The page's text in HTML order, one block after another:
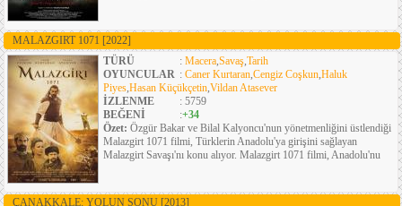
MALAZGIRT 1071 [2022]
TÜRÜ
: Macera,Savaş,Tarih
OYUNCULAR : Caner Kurtaran,Cengiz Coşkun,Haluk
Piyes,Hasan Küçükçetin,Vildan Atasever
İZLENME
: 5759
BEĞENİ
:+34
Özet: Özgür Bakar ve Bilal Kalyoncu'nun yönetmenliğini üstlendiği
Malazgirt 1071 filmi, Türklerin Anadolu'ya girişini sağlayan
Malazgirt Savaşı'nı konu alıyor. Malazgirt 1071 filmi, Anadolu'nu
ÇANAKKALE: YOLUN SONU [2013]